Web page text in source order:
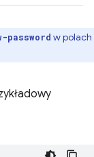
password w polach